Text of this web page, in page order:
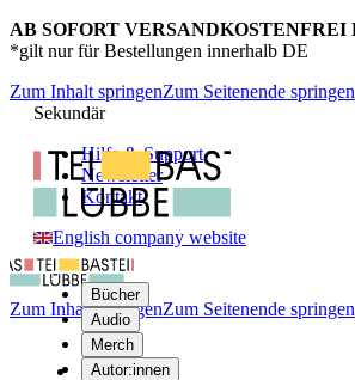
AB SOFORT
*gilt nur für Bestellungen innerhalb DE
Zum Inhalt springenZum Seitenende springen
Sekundär
Hilfe & Support
Newsletter
Kontakt
English company website
Bücher
Audio
Merch
Autor:innen
Zum Inhalt springenZum Seitenende springen